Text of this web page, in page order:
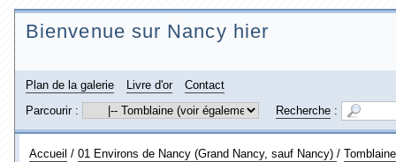
Bienvenue sur Nancy hier
Plan de la galerie Livre d'or
Contact
Parcourir :
Recherche :
Accueil / 01 Environs de Nancy (Grand Nancy, sauf Nancy) /